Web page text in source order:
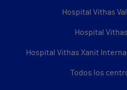
Hospital Vithas
Hospital
Hospital Vithas Xanit
Todos los